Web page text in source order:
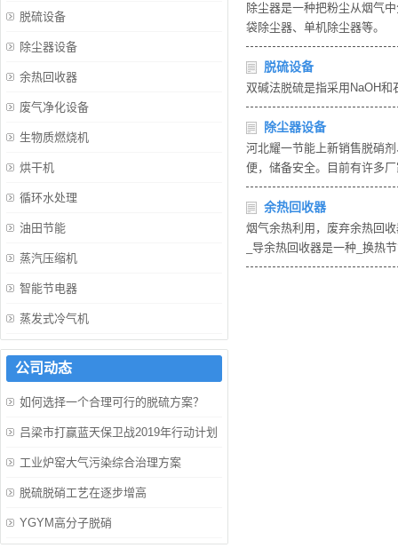
除尘器是一种把粉尘从烟气
袋除尘器、单机除尘器等。
脱硫设备
双碱法脱硫是指采用NaOH
除尘器设备
河北耀一节能上新销售脱硝
便，储备安全。目前有许多
余热回收器
烟气余热利用，废弃余热回
_导余热回收器是一种_换热
脱硫设备
除尘器设备
余热回收器
废气净化设备
生物质燃烧机
烘干机
循环水处理
油田节能
蒸汽压缩机
智能节电器
蒸发式冷气机
公司动态
如何选择一个合理可行的脱硫方案？
吕梁市打赢蓝天保卫战2019年行动计划
工业炉窑大气污染综合治理方案
脱硫脱硝工艺在逐步增高
YGYM高分子脱硝